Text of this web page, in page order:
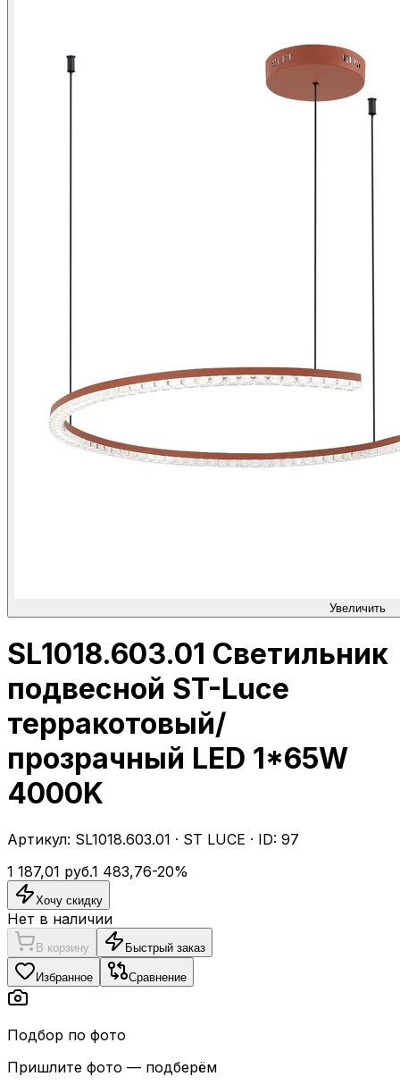
Увеличить
SL1018.603.01 Светильник
подвесной ST-Luce
терракотовый/
прозрачный LED 1*65W
4000K
Артикул: SL1018.603.01 · ST LUCE · ID: 97
1 187,01 руб.1 483,76-20%
Хочу скидку
Нет в наличии
В корзину Быстрый заказ
Избранное Сравнение
Подбор по фото
Пришлите фото — подберём